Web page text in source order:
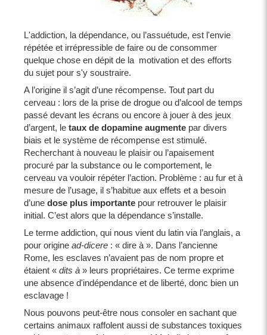
L'addiction, la dépendance, ou l’assuétude, est l'envie
répétée et irrépressible de faire ou de consommer
quelque chose en dépit de la motivation et des efforts
du sujet pour s'y soustraire.
A l’origine il s’agit d’une récompense. Tout part du
cerveau : lors de la prise de drogue ou d’alcool de temps
passé devant les écrans ou encore à jouer à des jeux
d’argent, le taux de dopamine augmente par divers
biais et le système de récompense est stimulé.
Recherchant à nouveau le plaisir ou l’apaisement
procuré par la substance ou le comportement, le
cerveau va vouloir répéter l’action. Problème : au fur et à
mesure de l’usage, il s’habitue aux effets et a besoin
d’une dose plus importante pour retrouver le plaisir
initial. C’est alors que la dépendance s’installe.
Le terme addiction, qui nous vient du latin via l’anglais, a
pour origine ad-dicere : « dire à ». Dans l’ancienne
Rome, les esclaves n’avaient pas de nom propre et
étaient « dits à » leurs propriétaires. Ce terme exprime
une absence d'indépendance et de liberté, donc bien un
esclavage !
Nous pouvons peut-être nous consoler en sachant que
certains animaux raffolent aussi de substances toxiques